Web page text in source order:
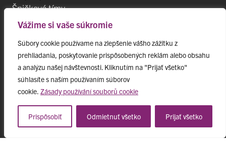
Vážime si vaše súkromie
Súbory cookie používame na zlepšenie vášho zážitku z
prehliadania, poskytovanie prispôsobených reklám alebo obsahu
a analýzu našej návštevnosti. Kliknutím na "Prijať všetko"
súhlasíte s naším používaním súborov
cookie. Zásady používání souborů cookie
Prispôsobiť Odmietnuť všetko Prijať všetko
Špičkové tímy
TIP-UPJŠ
Evidencia publikačnej činnosti
Habilitačné a vymenúvacie konania
© 2023 Univerzita Pavla Jozefa Šafárika v Košiciach,
web_master@pravo.upjs.sk